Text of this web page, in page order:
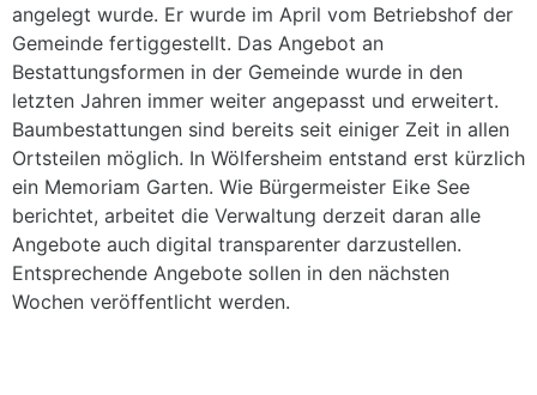
angelegt wurde. Er wurde im April vom Betriebshof der
Gemeinde fertiggestellt. Das Angebot an
Bestattungsformen in der Gemeinde wurde in den
letzten Jahren immer weiter angepasst und erweitert.
Baumbestattungen sind bereits seit einiger Zeit in allen
Ortsteilen möglich. In Wölfersheim entstand erst kürzlich
ein Memoriam Garten. Wie Bürgermeister Eike See
berichtet, arbeitet die Verwaltung derzeit daran alle
Angebote auch digital transparenter darzustellen.
Entsprechende Angebote sollen in den nächsten
Wochen veröffentlicht werden.